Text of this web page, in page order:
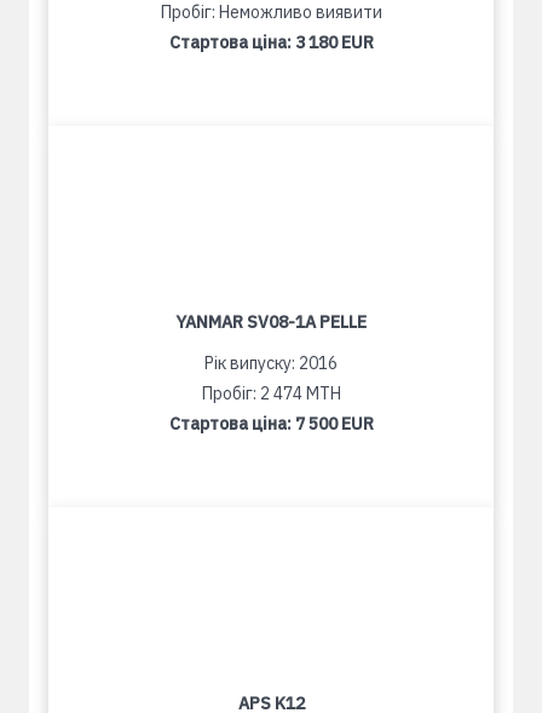
Пробіг: Неможливо виявити
Стартова ціна: 3 180 EUR
YANMAR SV08-1A PELLE
Рік випуску: 2016
Пробіг: 2 474 MTH
Стартова ціна: 7 500 EUR
APS K12